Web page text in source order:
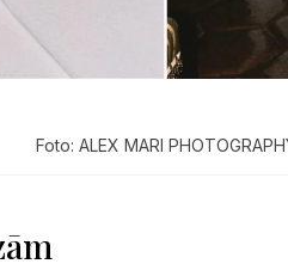
Foto: ALEX MARI